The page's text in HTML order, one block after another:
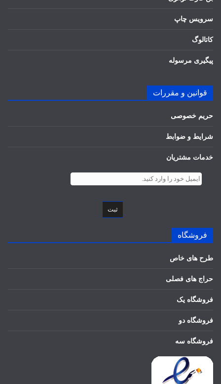
سرویس چاپ
کاتالوگ
پیگیری مرسوله
قوانین و مقررات
حریم خصوصی
شرایط و ضوابط
خدمات مشتریان
ثبت
فروشگاه
طرح های خاص
حراج های فصلی
فروشگاه یک
فروشگاه دو
فروشگاه سه